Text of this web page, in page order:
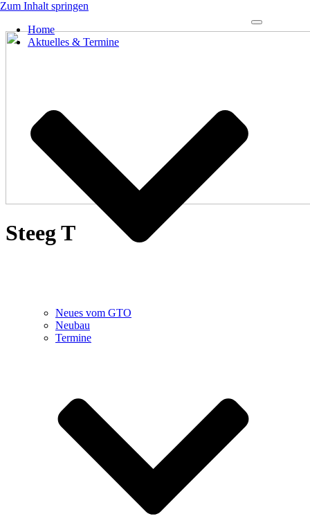
Zum Inhalt springen
Home
Aktuelles & Termine
Neues vom GTO
Neubau
Termine
Navigations-
Steeg T